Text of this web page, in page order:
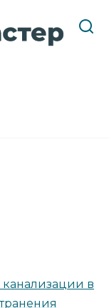
канализации в